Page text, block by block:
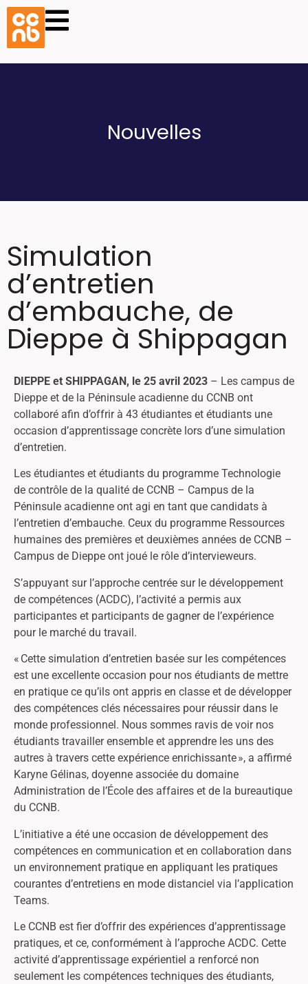
Nouvelles
Simulation
d’entretien
d’embauche, de
Dieppe à Shippagan
DIEPPE et SHIPPAGAN, le 25 avril 2023 – Les campus de
Dieppe et de la Péninsule acadienne du CCNB ont
collaboré afin d’offrir à 43 étudiantes et étudiants une
occasion d’apprentissage concrète lors d’une simulation
d’entretien.
Les étudiantes et étudiants du programme Technologie
de contrôle de la qualité de CCNB – Campus de la
Péninsule acadienne ont agi en tant que candidats à
l’entretien d’embauche. Ceux du programme Ressources
humaines des premières et deuxièmes années de CCNB –
Campus de Dieppe ont joué le rôle d’intervieweurs.
S’appuyant sur l’approche centrée sur le développement
de compétences (ACDC), l’activité a permis aux
participantes et participants de gagner de l’expérience
pour le marché du travail.
« Cette simulation d’entretien basée sur les compétences
est une excellente occasion pour nos étudiants de mettre
en pratique ce qu’ils ont appris en classe et de développer
des compétences clés nécessaires pour réussir dans le
monde professionnel. Nous sommes ravis de voir nos
étudiants travailler ensemble et apprendre les uns des
autres à travers cette expérience enrichissante », a affirmé
Karyne Gélinas, doyenne associée du domaine
Administration de l’École des affaires et de la bureautique
du CCNB.
L’initiative a été une occasion de développement des
compétences en communication et en collaboration dans
un environnement pratique en appliquant les pratiques
courantes d’entretiens en mode distanciel via l’application
Teams.
Le CCNB est fier d’offrir des expériences d’apprentissage
pratiques, et ce, conformément à l’approche ACDC. Cette
activité d’apprentissage expérientiel a renforcé non
seulement les compétences techniques des étudiants,